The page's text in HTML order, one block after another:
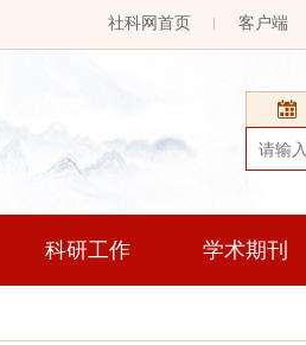
社科网首页 客户端
科研工作 学术期刊